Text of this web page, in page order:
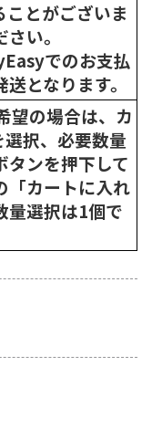
ことがございま
い。
でのお支払
となります。
望の場合は、カ
択、必要数量
タンを押下して
「カートに入れ
量選択は1個で